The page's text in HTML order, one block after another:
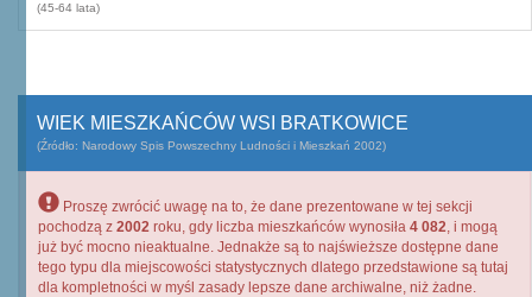
(45-64 lata)
WIEK MIESZKAŃCÓW WSI BRATKOWICE
(Źródło: Narodowy Spis Powszechny Ludności i Mieszkań 2002)
Proszę zwrócić uwagę na to, że dane prezentowane w tej sekcji
pochodzą z 2002 roku, gdy liczba mieszkańców wynosiła 4 082, i mogą
już być mocno nieaktualne. Jednakże są to najświeższe dostępne dane
tego typu dla miejscowości statystycznych dlatego przedstawione są tutaj
dla kompletności w myśl zasady lepsze dane archiwalne, niż żadne.